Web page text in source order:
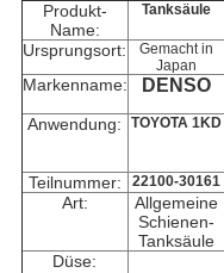
Produkt-
Name:
Tanksäule
Ursprungsort:
Gemacht in
Japan
Markenname:
DENSO
Anwendung: TOYOTA 1KD
Teilnummer: 22100-30161
Art:
Allgemeine
Schienen-
Tanksäule
Düse: